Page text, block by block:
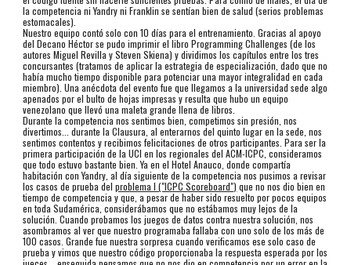
la competencia ni Yandry ni Franklin se sentían bien de salud (serios problemas
estomacales).
Nuestro equipo contó solo con 10 días para el entrenamiento. Gracias al apoyo
del Decano Héctor se pudo imprimir el libro Programming Challenges (de los
autores Miguel Revilla y Steven Skiena) y dividimos los capítulos entre los tres
concursantes (tratamos de aplicar la estrategia de especialización, dado que no
había mucho tiempo disponible para potenciar una mayor integralidad en cada
miembro). Una anécdota del evento fue que llegamos a la universidad sede algo
apenados por el bulto de hojas impresas y resulta que hubo un equipo
venezolano que llevó una maleta grande llena de libros.
Durante la competencia nos sentimos bien, competimos sin presión, nos
divertimos... durante la Clausura, al enterarnos del quinto lugar en la sede, nos
sentimos contentos y recibimos felicitaciones de otros participantes. Para ser la
primera participación de la UCI en los regionales del ACM-ICPC, consideramos
que todo estuvo bastante bien. Ya en el Hotel Anauco, donde compartía
habitación con Yandry, al día siguiente de la competencia nos pusimos a revisar
los casos de prueba delproblema I ("ICPC Scoreboard") que no nos dio bien en
tiempo de competencia y que, a pesar de haber sido resuelto por pocos equipos
en toda Sudamérica, considerábamos que no estábamos muy lejos de la
solución. Cuando probamos los juegos de datos contra nuestra solución, nos
asombramos al ver que nuestro programaba fallaba con uno solo de los más de
100 casos. Grande fue nuestra sorpresa cuando verificamos ese solo caso de
prueba y vimos que nuestro código proporcionaba la respuesta esperada por los